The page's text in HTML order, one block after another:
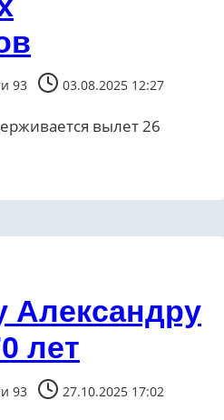
93 03.08.2025 12:27
вылет 26
Александру
лет
93 27.10.2025 17:02